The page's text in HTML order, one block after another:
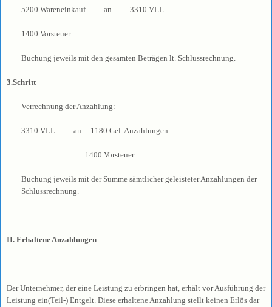
5200 Wareneinkauf an 3310 VLL
1400 Vorsteuer
Buchung jeweils mit den gesamten Beträgen lt. Schlussrechnung.
3.Schritt
Verrechnung der Anzahlung:
3310 VLL an 1180 Gel. Anzahlungen
1400 Vorsteuer
Buchung jeweils mit der Summe sämtlicher geleisteter Anzahlungen der
Schlussrechnung.
II. Erhaltene Anzahlungen
Der Unternehmer, der eine Leistung zu erbringen hat, erhält vor Ausführung der
Leistung ein(Teil-) Entgelt. Diese erhaltene Anzahlung stellt keinen Erlös dar